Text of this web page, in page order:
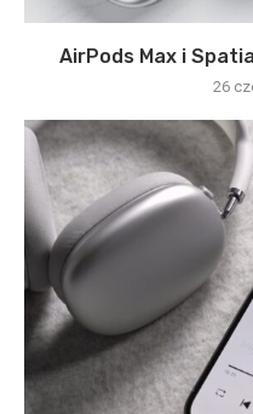
AirPods Max i
26